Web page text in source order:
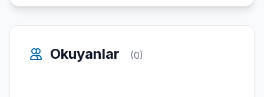
Okuyanlar (0)